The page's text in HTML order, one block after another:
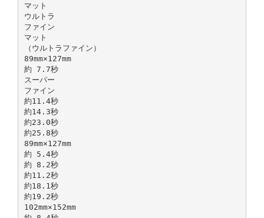
マット
ウルトラ
ファイン
マット
（ウルトラファイン）
89mm×127mm
約 7.7秒
スーパー
ファイン
約11.4秒
約14.3秒
約23.0秒
約25.8秒
89mm×127mm
約 5.4秒
約 8.2秒
約11.2秒
約18.1秒
約19.2秒
102mm×152mm